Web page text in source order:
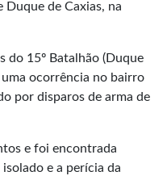
de Caxias, na
do 15º Batalhão (Duque
ocorrência no bairro
por disparos de arma de
e foi encontrada
e a perícia da